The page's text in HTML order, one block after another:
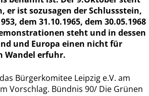
er ist sozusagen der Schlussstein,
dem 31.10.1965, dem 30.05.1968
steht und in dessen
und Europa einen nicht für
Wandel erfuhr.
Bürgerkomitee Leipzig e.V. am
Vorschlag. Bündnis 90/ Die Grünen